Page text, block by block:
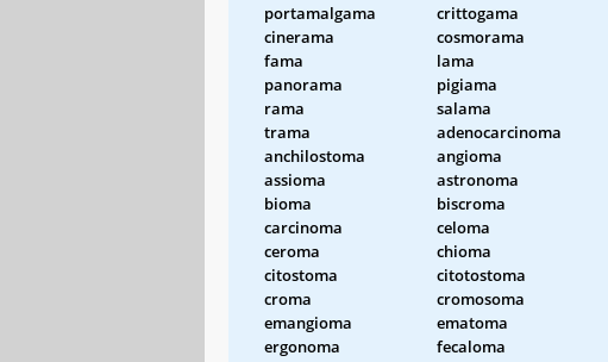
portamalgama crittogama
cinerama
cosmorama
fama
lama
panorama
pigiama
rama
salama
trama
adenocarcinoma
anchilostoma
angioma
assioma
astronoma
bioma
biscroma
carcinoma
celoma
ceroma
chioma
citostoma
citotostoma
croma
cromosoma
emangioma
ematoma
ergonoma
fecaloma